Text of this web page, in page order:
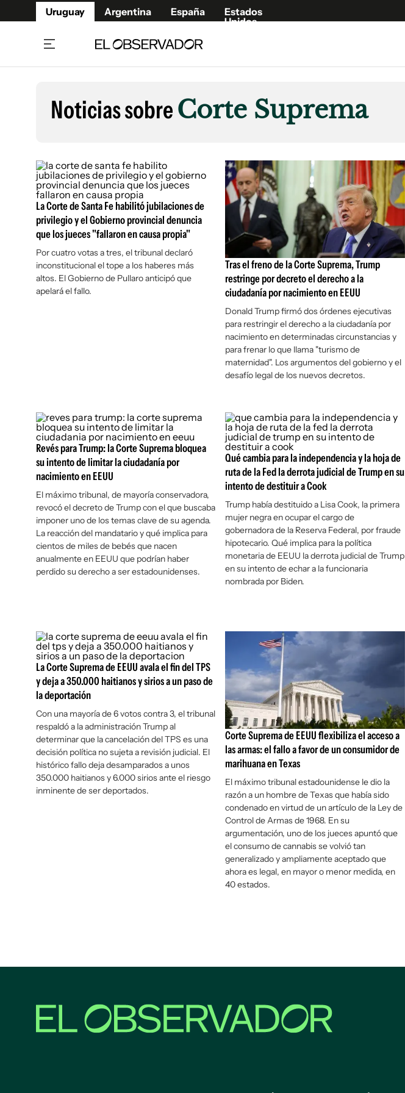
Uruguay Argentina España
Estados
Unidos
Beneficios Member
Café y Negocios
Economía y Empresas
Agro
Brand Studio
Mundo
Cultura y Espectáculos
Fúnebres
Publicaciones
Newsletters
Argentina
España
Estados Unidos
Noticias sobreCorte Suprema
La Corte de Santa Fe habilitó jubilaciones de
privilegio y el Gobierno provincial denuncia
que los jueces "fallaron en causa propia"
Por cuatro votas a tres, el tribunal declaró
inconstitucional el tope a los haberes más
altos. El Gobierno de Pullaro anticipó que
apelará el fallo.
Tras el freno de la Corte Suprema, Trump
restringe por decreto el derecho a la
ciudadanía por nacimiento en EEUU
Donald Trump firmó dos órdenes ejecutivas
para restringir el derecho a la ciudadanía por
nacimiento en determinadas circunstancias y
para frenar lo que llama "turismo de
maternidad". Los argumentos del gobierno y el
desafío legal de los nuevos decretos.
Revés para Trump: la Corte Suprema bloquea
su intento de limitar la ciudadanía por
nacimiento en EEUU
El máximo tribunal, de mayoría conservadora,
revocó el decreto de Trump con el que buscaba
imponer uno de los temas clave de su agenda.
La reacción del mandatario y qué implica para
cientos de miles de bebés que nacen
anualmente en EEUU que podrían haber
perdido su derecho a ser estadounidenses.
Qué cambia para la independencia y la hoja de
ruta de la Fed la derrota judicial de Trump en su
intento de destituir a Cook
Trump había destituido a Lisa Cook, la primera
mujer negra en ocupar el cargo de
gobernadora de la Reserva Federal, por fraude
hipotecario. Qué implica para la política
monetaria de EEUU la derrota judicial de Trump
en su intento de echar a la funcionaria
nombrada por Biden.
La Corte Suprema de EEUU avala el fin del TPS
y deja a 350.000 haitianos y sirios a un paso de
la deportación
Con una mayoría de 6 votos contra 3, el tribunal
respaldó a la administración Trump al
determinar que la cancelación del TPS es una
decisión política no sujeta a revisión judicial. El
histórico fallo deja desamparados a unos
350.000 haitianos y 6.000 sirios ante el riesgo
inminente de ser deportados.
Corte Suprema de EEUU flexibiliza el acceso a
las armas: el fallo a favor de un consumidor de
marihuana en Texas
El máximo tribunal estadounidense le dio la
razón a un hombre de Texas que había sido
condenado en virtud de un artículo de la Ley de
Control de Armas de 1968. En su
argumentación, uno de los jueces apuntó que
el consumo de cannabis se volvió tan
generalizado y ampliamente aceptado que
ahora es legal, en mayor o menor medida, en
40 estados.